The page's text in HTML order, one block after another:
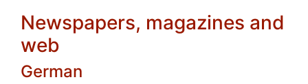
Newspapers, magazines and
web
German